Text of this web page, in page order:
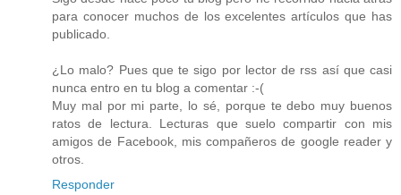
para conocer muchos de los excelentes artículos que has
publicado.
¿Lo malo? Pues que te sigo por lector de rss así que casi
nunca entro en tu blog a comentar :-(
Muy mal por mi parte, lo sé, porque te debo muy buenos
ratos de lectura. Lecturas que suelo compartir con mis
amigos de Facebook, mis compañeros de google reader y
otros.
Responder